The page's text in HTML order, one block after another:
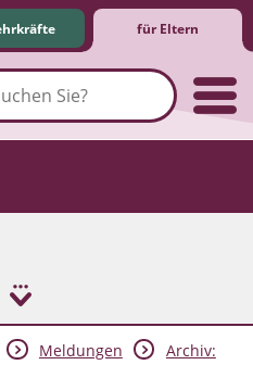
für Eltern
Netz
Meldungen
Archiv: